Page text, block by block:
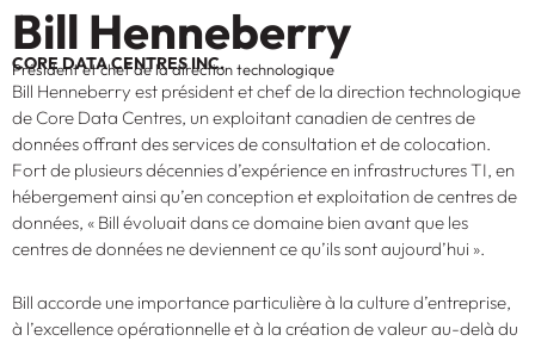
Bill Henneberry
CORE DATA CENTRES INC.
Président et chef de la direction technologique
Bill Henneberry est président et chef de la direction technologique
de Core Data Centres, un exploitant canadien de centres de
données offrant des services de consultation et de colocation.
Fort de plusieurs décennies d’expérience en infrastructures TI, en
hébergement ainsi qu’en conception et exploitation de centres de
données, « Bill évoluait dans ce domaine bien avant que les
centres de données ne deviennent ce qu’ils sont aujourd’hui ».
Bill accorde une importance particulière à la culture d’entreprise,
à l’excellence opérationnelle et à la création de valeur au-delà du